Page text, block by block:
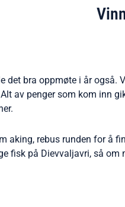
det bra oppmøte i år også.
av penger som kom inn
aking, rebus runden for å
fisk på Dievvaljavri, så